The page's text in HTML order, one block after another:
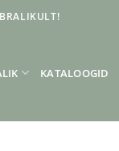
KATALOOGID